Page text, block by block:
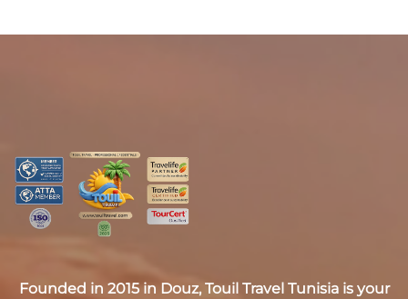
Founded in 2015 in Douz, Touil Travel Tunisiais your